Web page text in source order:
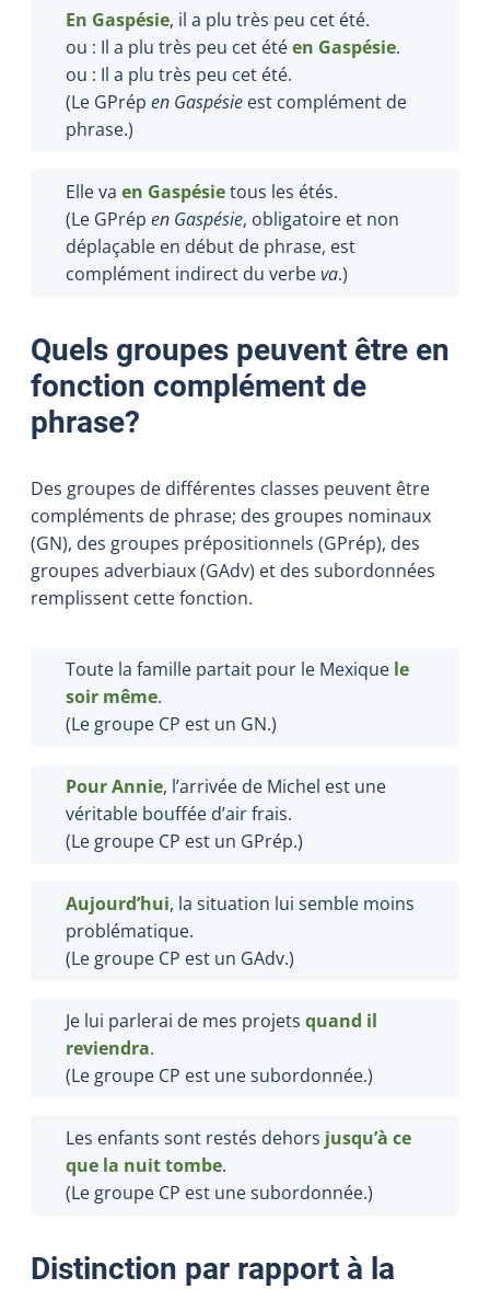
En Gaspésie, il a plu très peu cet été.
ou : Il a plu très peu cet étéen Gaspésie.
ou : Il a plu très peu cet été.
(Le GPrép en Gaspésie est complément de
phrase.)
Elle va en Gaspésietous les étés.
(Le GPrép en Gaspésie, obligatoire et non
déplaçable en début de phrase, est
complément indirect du verbeva.)
Quels groupes peuvent être en
fonction complément de
phrase?
Des groupes de différentes classes peuvent être
compléments de phrase; des groupes nominaux
(GN), des groupes prépositionnels (GPrép), des
groupes adverbiaux (GAdv) et des subordonnées
remplissent cette fonction.
Toute la famille partait pour le Mexique le
soir même.
(Le groupe CP est un GN.)
Pour Annie, l’arrivée de Michel est une
véritable bouffée d’air frais.
(Le groupe CP est un GPrép.)
Aujourd’hui, la situation lui semble moins
problématique.
(Le groupe CP est un GAdv.)
Je lui parlerai de mes projets quand il
reviendra.
(Le groupe CP est une subordonnée.)
Les enfants sont restés dehors jusqu’à ce
que la nuit tombe.
(Le groupe CP est une subordonnée.)
Distinction par rapport à la